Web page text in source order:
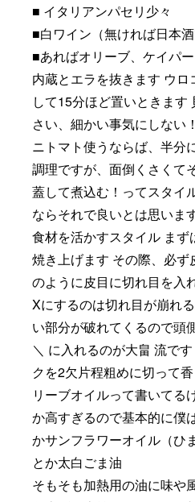
■ イタリアンパセリ少々
■白ワイン（無ければ日本酒
■あればオリーブ、ケイパ
内蔵とエラを抜きます ウ
して15分ほど置いときます
さい、細かい事気にしない
ニトマト使うならば、半分
調理ですが、面倒くさくて
蓋して煮込む！ってスタイ
ならそれで良いとは思いま
食材を活かすスタイル まず
焼き上げます その際、必
のように皮目に切れ目を入
Xにするのは切れ目が崩れ
い部分が破れてくるので頭
＼ に入れるのが大畠 流で
クを2欠片程粗めに切って
リーブオイルって書いてる
か高すぎるので基本的に僕
かサンフラワーオイル（ひ
とか太白ごま油
そもそも加熱用の油に味や